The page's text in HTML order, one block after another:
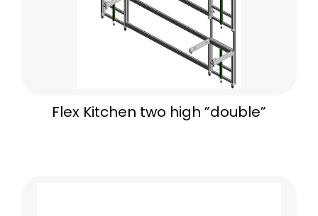
Flex Kitchen two high ”double”